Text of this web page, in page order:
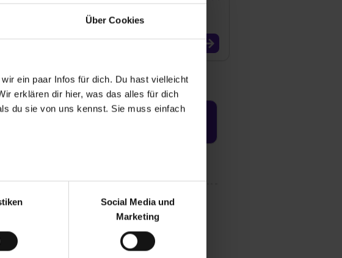
Über Cookies
ein paar Infos für dich. Du hast vielleicht
erklären dir hier, was das alles für dich
du sie von uns kennst. Sie muss einfach
um von dir bei Benutzung der
unsere Webseite zu analysieren
Partner für soziale Medien, Werbung
die du ihnen bereitgestellt hast oder die
Social Media und
Marketing